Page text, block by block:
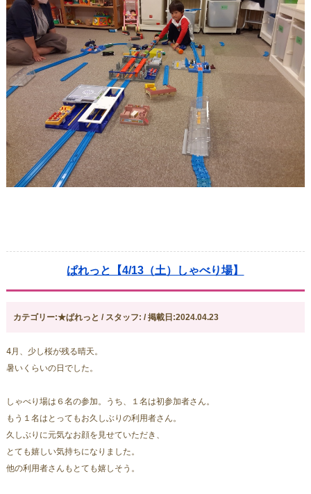
ぱれっと【4/13（土）しゃべり場】
カテゴリー:★ぱれっと / スタッフ: / 掲載日:2024.04.23
4月、少し桜が残る晴天。
暑いくらいの日でした。
しゃべり場は６名の参加。うち、１名は初参加者さん。
もう１名はとってもお久しぶりの利用者さん。
久しぶりに元気なお顔を見せていただき、
とても嬉しい気持ちになりました。
他の利用者さんもとても嬉しそう。